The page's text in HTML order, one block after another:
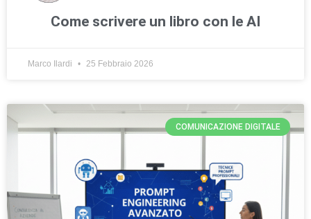
Come scrivere un libro con le AI
Marco Ilardi 25 Febbraio 2026
COMUNICAZIONE DIGITALE